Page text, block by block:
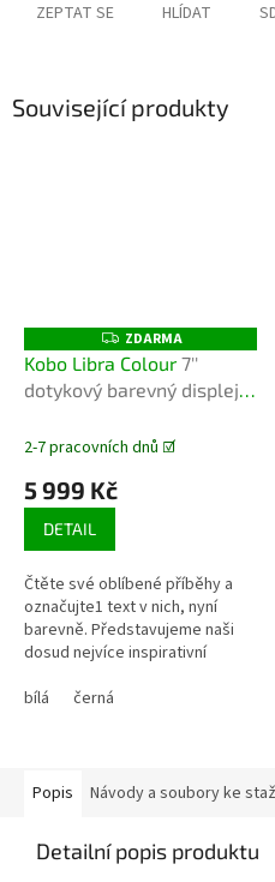
ZEPTAT SE HLÍDAT
Související produkty
Z
D
A
R
ZDARMA
Kobo Libra Colour 7''
dotykový barevný displej,
2-7 pracovních dnů ☑️
5 999 Kč
DETAIL
Čtěte své oblíbené příběhy a
označujte1 text v nich, nyní
barevně. Představujeme naši
dosud nejvíce inspirativní
Libra Colour. Vykouzlete na
bílá černá
Popis Návody a soubory ke
Detailní popis produktu